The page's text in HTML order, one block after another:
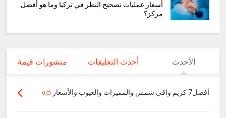
أسعار عمليات تصحيح النظر في تركيا وما هو أفضل
مركز؟
الأحدث أحدث التعليقات منشورات قيمة
أفضل7 كريم واقي شمس والمميزات والعيوب والأسعار 0